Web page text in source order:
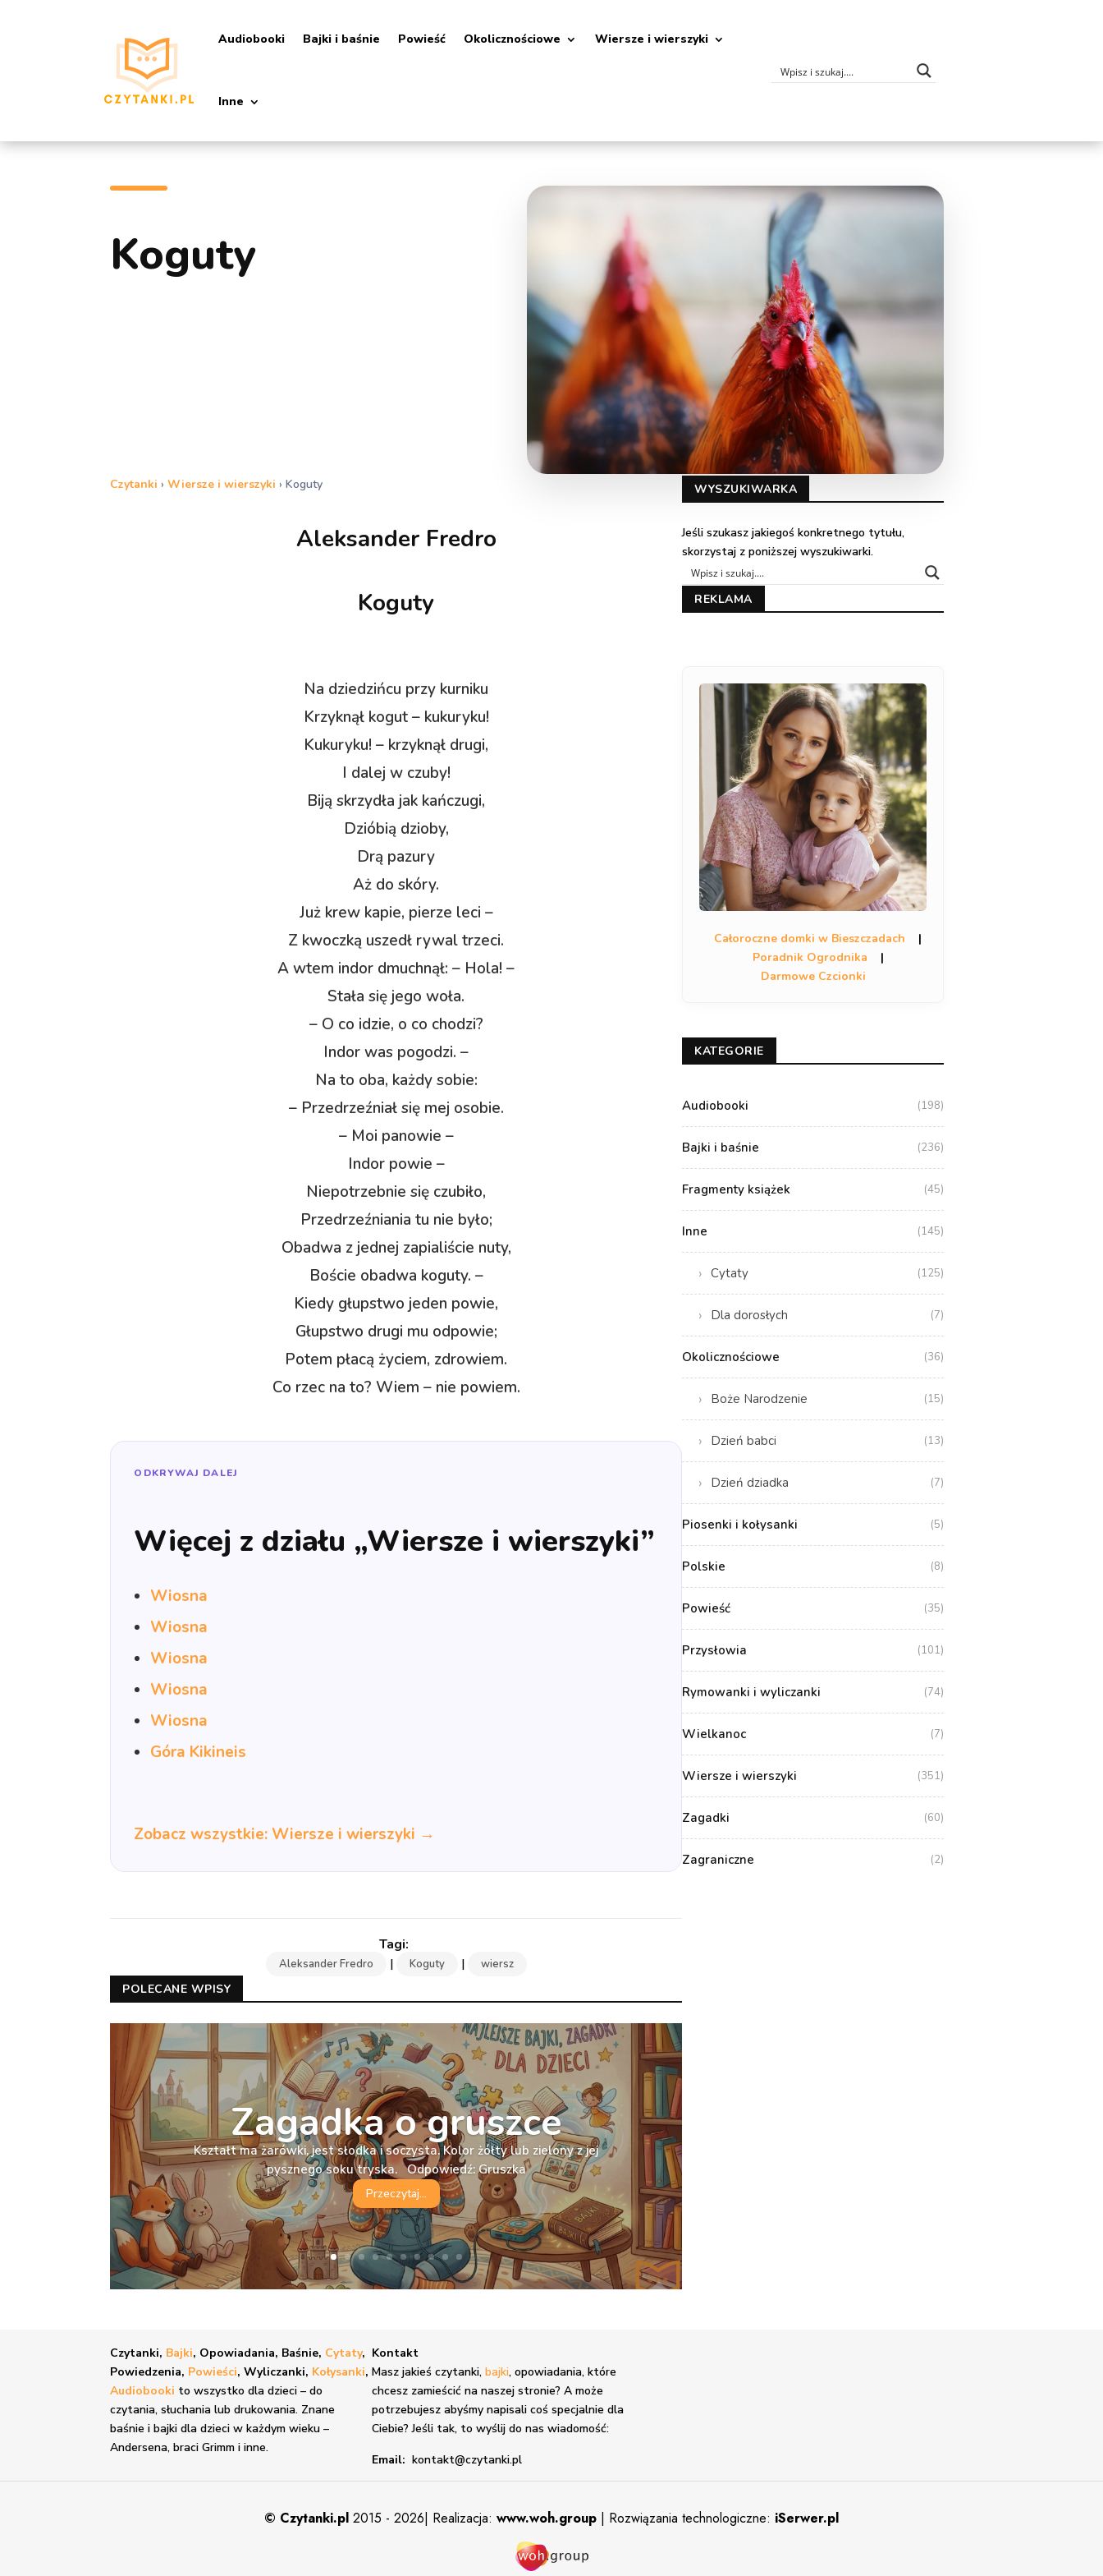
Audiobooki Bajki i baśnie Powieść Okolicznościowe Wiersze i wierszyki
Inne
Koguty
Czytanki ›Wiersze i wierszyki ›Koguty
Aleksander Fredro
Koguty
Na dziedzińcu przy kurniku
Krzyknął kogut – kukuryku!
Kukuryku! – krzyknął drugi,
I dalej w czuby!
Biją skrzydła jak kańczugi,
Dzióbią dzioby,
Drą pazury
Aż do skóry.
Już krew kapie, pierze leci –
Z kwoczką uszedł rywal trzeci.
A wtem indor dmuchnął: – Hola! –
Stała się jego woła.
– O co idzie, o co chodzi?
Indor was pogodzi. –
Na to oba, każdy sobie:
– Przedrzeźniał się mej osobie.
– Moi panowie –
Indor powie –
Niepotrzebnie się czubiło,
Przedrzeźniania tu nie było;
Obadwa z jednej zapialiście nuty,
Boście obadwa koguty. –
Kiedy głupstwo jeden powie,
Głupstwo drugi mu odpowie;
Potem płacą życiem, zdrowiem.
Co rzec na to? Wiem – nie powiem.
ODKRYWAJ DALEJ
Więcej z działu „Wiersze i wierszyki”
Wiosna
Wiosna
Wiosna
Wiosna
Wiosna
Góra Kikineis
Zobacz wszystkie: Wiersze i wierszyki →
Aleksander Fredro | Koguty | wiersz
POLECANE WPISY
Zagadka o gruszce
Kształt ma żarówki, jest słodka i soczysta. Kolor żółty lub zielony z jej
pysznego soku tryska. Odpowiedź: Gruszka
Przeczytaj...
WYSZUKIWARKA
Jeśli szukasz jakiegoś konkretnego tytułu,
skorzystaj z poniższej wyszukiwarki.
REKLAMA
Całoroczne domki w Bieszczadach
|
Poradnik Ogrodnika
|
Darmowe Czcionki
KATEGORIE
Audiobooki (198)
Bajki i baśnie (236)
Fragmenty książek (45)
Inne (145)
Cytaty (125)
Dla dorosłych (7)
Okolicznościowe (36)
Boże Narodzenie (15)
Dzień babci (13)
Dzień dziadka (7)
Piosenki i kołysanki (5)
Polskie (8)
Powieść (35)
Przysłowia (101)
Rymowanki i wyliczanki (74)
Wielkanoc (7)
Wiersze i wierszyki (351)
Zagadki (60)
Zagraniczne (2)
Czytanki, Bajki, Opowiadania, Baśnie, Cytaty,
Powiedzenia, Powieści, Wyliczanki, Kołysanki,
Audiobooki to wszystko dla dzieci – do
czytania, słuchania lub drukowania. Znane
baśnie i bajki dla dzieci w każdym wieku –
Andersena, braci Grimm i inne.
Kontakt
Masz jakieś czytanki,bajki, opowiadania, które
chcesz zamieścić na naszej stronie? A może
potrzebujesz abyśmy napisali coś specjalnie dla
Ciebie? Jeśli tak, to wyślij do nas wiadomość:
Email: kontakt@czytanki.pl
© Czytanki.pl 2015 - 2026| Realizacja: www.woh.group | Rozwiązania technologiczne: iSerwer.pl